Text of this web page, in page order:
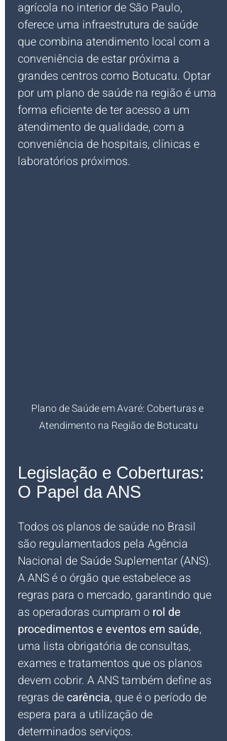
agrícola no interior de São Paulo,
oferece uma infraestrutura de saúde
que combina atendimento local com a
conveniência de estar próxima a
grandes centros como Botucatu. Optar
por um plano de saúde na região é uma
forma eficiente de ter acesso a um
atendimento de qualidade, com a
conveniência de hospitais, clínicas e
laboratórios próximos.
Plano de Saúde em Avaré: Coberturas e
Atendimento na Região de Botucatu
Legislação e Coberturas:
O Papel da ANS
Todos os planos de saúde no Brasil
são regulamentados pela Agência
Nacional de Saúde Suplementar (ANS).
A ANS é o órgão que estabelece as
regras para o mercado, garantindo que
as operadoras cumpram o rol de
procedimentos e eventos em saúde,
uma lista obrigatória de consultas,
exames e tratamentos que os planos
devem cobrir. A ANS também define as
regras de carência, que é o período de
espera para a utilização de
determinados serviços.